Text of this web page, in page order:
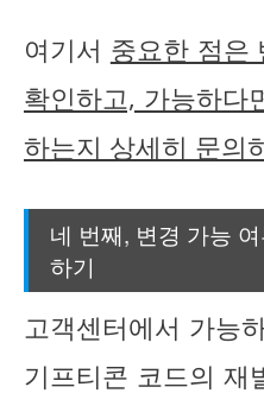
여기서 중요한 점은
확인하고, 가능하다
하는지 상세히 문의
네 번째, 변경 가능
하기
고객센터에서 가능
기프티콘 코드의 재